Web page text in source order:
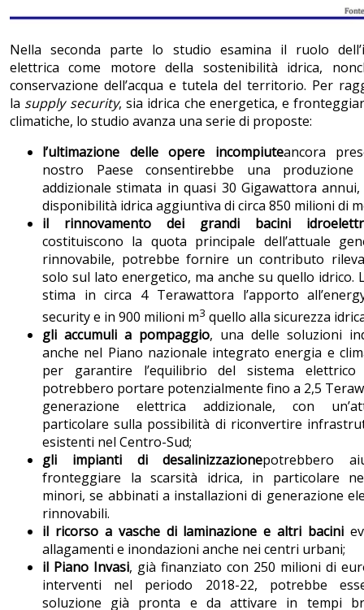
Nella seconda parte lo studio esamina il ruolo
elettrica come motore della sostenibilità idrica,
conservazione dell’acqua e tutela del territorio. Per
la supply security, sia idrica che energetica, e
climatiche, lo studio avanza una serie di proposte:
l’ultimazione delle opere incompiuteancora
nostro Paese consentirebbe una produzione
addizionale stimata in quasi 30 Gigawattora
disponibilità idrica aggiuntiva di circa 850 milioni di
il rinnovamento dei grandi bacini
costituiscono la quota principale dell’attuale
rinnovabile, potrebbe fornire un contributo
solo sul lato energetico, ma anche su quello idrico.
stima in circa 4 Terawattora l’apporto
security e in 900 milioni m3 quello alla sicurezza
gli accumuli a pompaggio, una delle soluzioni
anche nel Piano nazionale integrato energia e
per garantire l’equilibrio del sistema elettrico
potrebbero portare potenzialmente fino a 2,5
generazione elettrica addizionale, con
particolare sulla possibilità di riconvertire
esistenti nel Centro-Sud;
gli impianti di desalinizzazionepotrebbero
fronteggiare la scarsità idrica, in particolare
minori, se abbinati a installazioni di generazione
rinnovabili.
il ricorso a vasche di laminazione e altri bacini
allagamenti e inondazioni anche nei centri urbani;
il Piano Invasi, già finanziato con 250 milioni di
interventi nel periodo 2018-22, potrebbe
soluzione già pronta e da attivare in tempi